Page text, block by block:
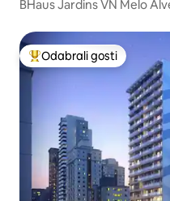
BHaus Jardins
Među najviše rangiranima
Odabrali gosti